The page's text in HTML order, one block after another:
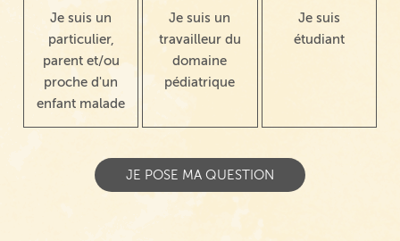
Je suis un
particulier,
parent et/ou
proche d'un
enfant malade
Je suis un
travailleur du
domaine
pédiatrique
Je suis
étudiant